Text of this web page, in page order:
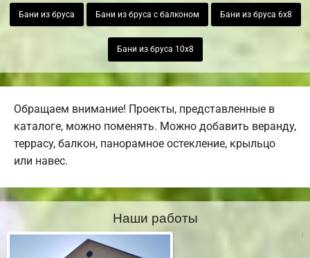
Бани из бруса Бани из бруса с балконом Бани из бруса 6х8
Бани из бруса 10х8
Обращаем внимание! Проекты, представленные в
каталоге, можно поменять. Можно добавить веранду,
террасу, балкон, панорамное остекление, крыльцо
или навес.
Наши работы